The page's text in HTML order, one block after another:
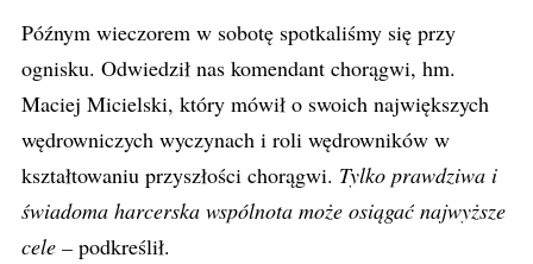
Późnym wieczorem w sobotę spotkaliśmy się przy
ognisku. Odwiedził nas komendant chorągwi, hm.
Maciej Micielski, który mówił o swoich największych
wędrowniczych wyczynach i roli wędrowników w
kształtowaniu przyszłości chorągwi. Tylko prawdziwa i
świadoma harcerska wspólnota może osiągać najwyższe
cele – podkreślił.